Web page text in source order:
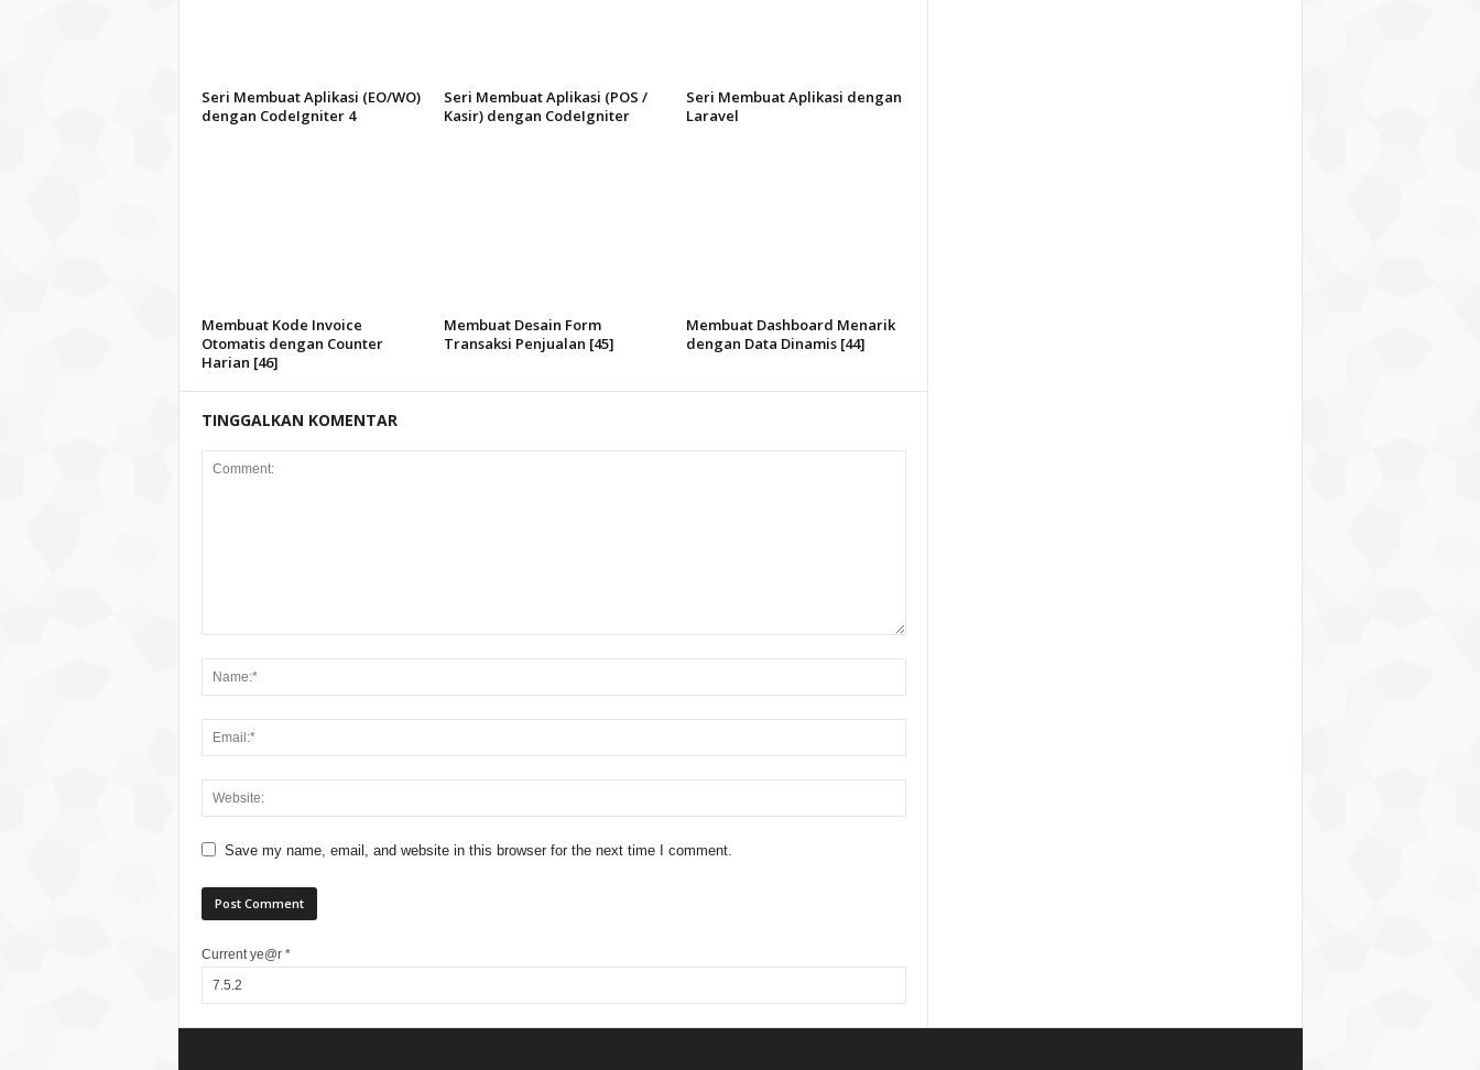
Seri Membuat Aplikasi (EO/WO)
dengan CodeIgniter 4
Seri Membuat Aplikasi (POS /
Kasir) dengan CodeIgniter
Seri Membuat Aplikasi dengan
Laravel
Membuat Kode Invoice
Otomatis dengan Counter
Harian [46]
Membuat Desain Form
Transaksi Penjualan [45]
Membuat Dashboard Menarik
dengan Data Dinamis [44]
TINGGALKAN KOMENTAR
Save my name, email, and website in this browser for the next time I comment.
Current ye@r *